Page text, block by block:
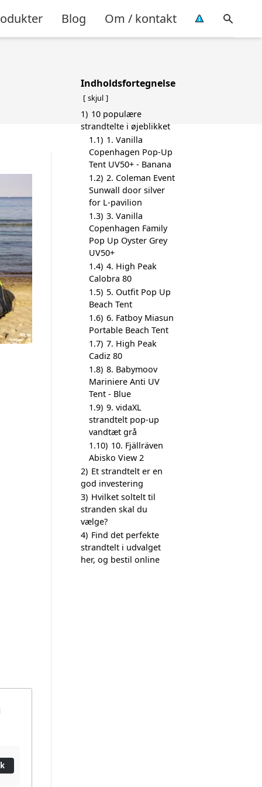
Blog Om / kontakt
Indholdsfortegnelse
skjul
1) 10 populære
strandtelte i øjeblikket
1.1) 1. Vanilla
Copenhagen Pop-Up
Tent UV50+ - Banana
1.2) 2. Coleman Event
Sunwall door silver
for L-pavilion
1.3) 3. Vanilla
Copenhagen Family
Pop Up Oyster Grey
UV50+
1.4) 4. High Peak
Calobra 80
1.5) 5. Outfit Pop Up
Beach Tent
1.6) 6. Fatboy Miasun
Portable Beach Tent
1.7) 7. High Peak
Cadiz 80
1.8) 8. Babymoov
Mariniere Anti UV
Tent - Blue
1.9) 9. vidaXL
strandtelt pop-up
vandtæt grå
1.10) 10. Fjällräven
Abisko View 2
2) Et strandtelt er en
god investering
3) Hvilket soltelt til
stranden skal du
vælge?
4) Find det perfekte
strandtelt i udvalget
her, og bestil online